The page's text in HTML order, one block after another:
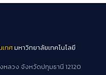
เทศมหาวิทยาลัยเทคโนโลยี
ลวง จังหวัดปทุมธานี 12120